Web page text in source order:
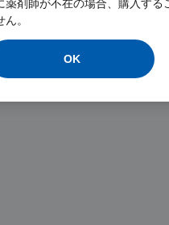
薬剤師が不在の場合、購入する
。
OK